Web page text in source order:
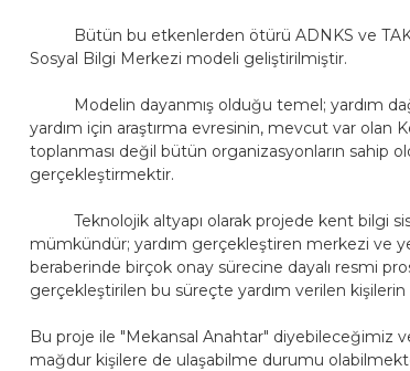
Bütün bu etkenlerden ötürü ADNKS ve
Sosyal Bilgi Merkezi modeli geliştirilmiştir.
Modelin dayanmış olduğu temel; yardım
yardım için araştırma evresinin, mevcut var olan
toplanması değil bütün organizasyonların sahip
gerçekleştirmektir.
Teknolojik altyapı olarak projede kent bilgi
mümkündür; yardım gerçekleştiren merkezi ve
beraberinde birçok onay sürecine dayalı resmi
gerçekleştirilen bu süreçte yardım verilen
Bu proje ile "Mekansal Anahtar" diyebileceğimiz
mağdur kişilere de ulaşabilme durumu